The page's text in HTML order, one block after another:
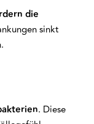
die
sinkt
. Diese